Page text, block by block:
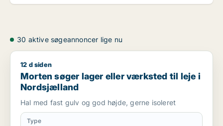
30 aktive søgeannoncer lige nu
Morten søger lager eller værksted til leje i Nordsjælland
12 d siden
Morten søger lager eller værksted til leje i
Nordsjælland
Hal med fast gulv og god højde, gerne isoleret
Type